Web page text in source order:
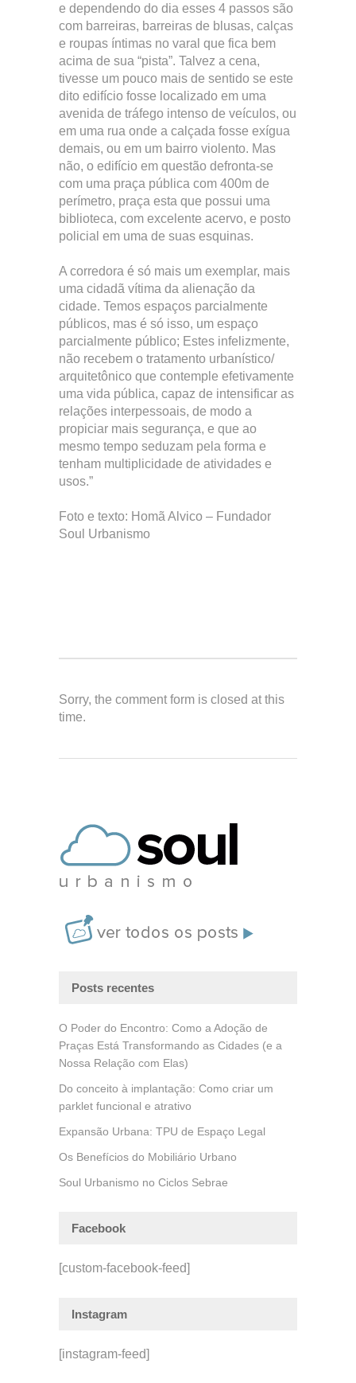
e dependendo do dia esses 4 passos são
com barreiras, barreiras de blusas, calças
e roupas íntimas no varal que fica bem
acima de sua “pista”. Talvez a cena,
tivesse um pouco mais de sentido se este
dito edifício fosse localizado em uma
avenida de tráfego intenso de veículos, ou
em uma rua onde a calçada fosse exígua
demais, ou em um bairro violento. Mas
não, o edifício em questão defronta-se
com uma praça pública com 400m de
perímetro, praça esta que possui uma
biblioteca, com excelente acervo, e posto
policial em uma de suas esquinas.
A corredora é só mais um exemplar, mais
uma cidadã vítima da alienação da
cidade. Temos espaços parcialmente
públicos, mas é só isso, um espaço
parcialmente público; Estes infelizmente,
não recebem o tratamento urbanístico/
arquitetônico que contemple efetivamente
uma vida pública, capaz de intensificar as
relações interpessoais, de modo a
propiciar mais segurança, e que ao
mesmo tempo seduzam pela forma e
tenham multiplicidade de atividades e
usos.”
Foto e texto: Homã Alvico – Fundador
Soul Urbanismo
Sorry, the comment form is closed at this
time.
Posts recentes
O Poder do Encontro: Como a Adoção de
Praças Está Transformando as Cidades (e a
Nossa Relação com Elas)
Do conceito à implantação: Como criar um
parklet funcional e atrativo
Expansão Urbana: TPU de Espaço Legal
Os Benefícios do Mobiliário Urbano
Soul Urbanismo no Ciclos Sebrae
Facebook
[custom-facebook-feed]
Instagram
[instagram-feed]